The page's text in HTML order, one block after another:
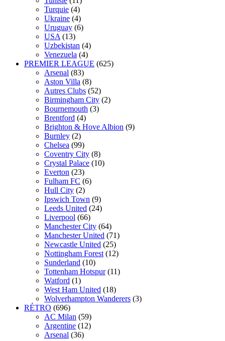
Turquie (4)
Ukraine (4)
Uruguay (6)
USA (13)
Uzbekistan (4)
Venezuela (4)
PREMIER LEAGUE (625)
Arsenal (83)
Aston Villa (8)
Autres Clubs (52)
Birmingham City (2)
Bournemouth (3)
Brentford (4)
Brighton & Hove Albion (9)
Burnley (2)
Chelsea (99)
Coventry City (8)
Crystal Palace (10)
Everton (23)
Fulham FC (6)
Hull City (2)
Ipswich Town (9)
Leeds United (24)
Liverpool (66)
Manchester City (64)
Manchester United (71)
Newcastle United (25)
Nottingham Forest (12)
Sunderland (10)
Tottenham Hotspur (11)
Watford (1)
West Ham United (18)
Wolverhampton Wanderers (3)
RÉTRO (696)
AC Milan (59)
Argentine (12)
Arsenal (36)